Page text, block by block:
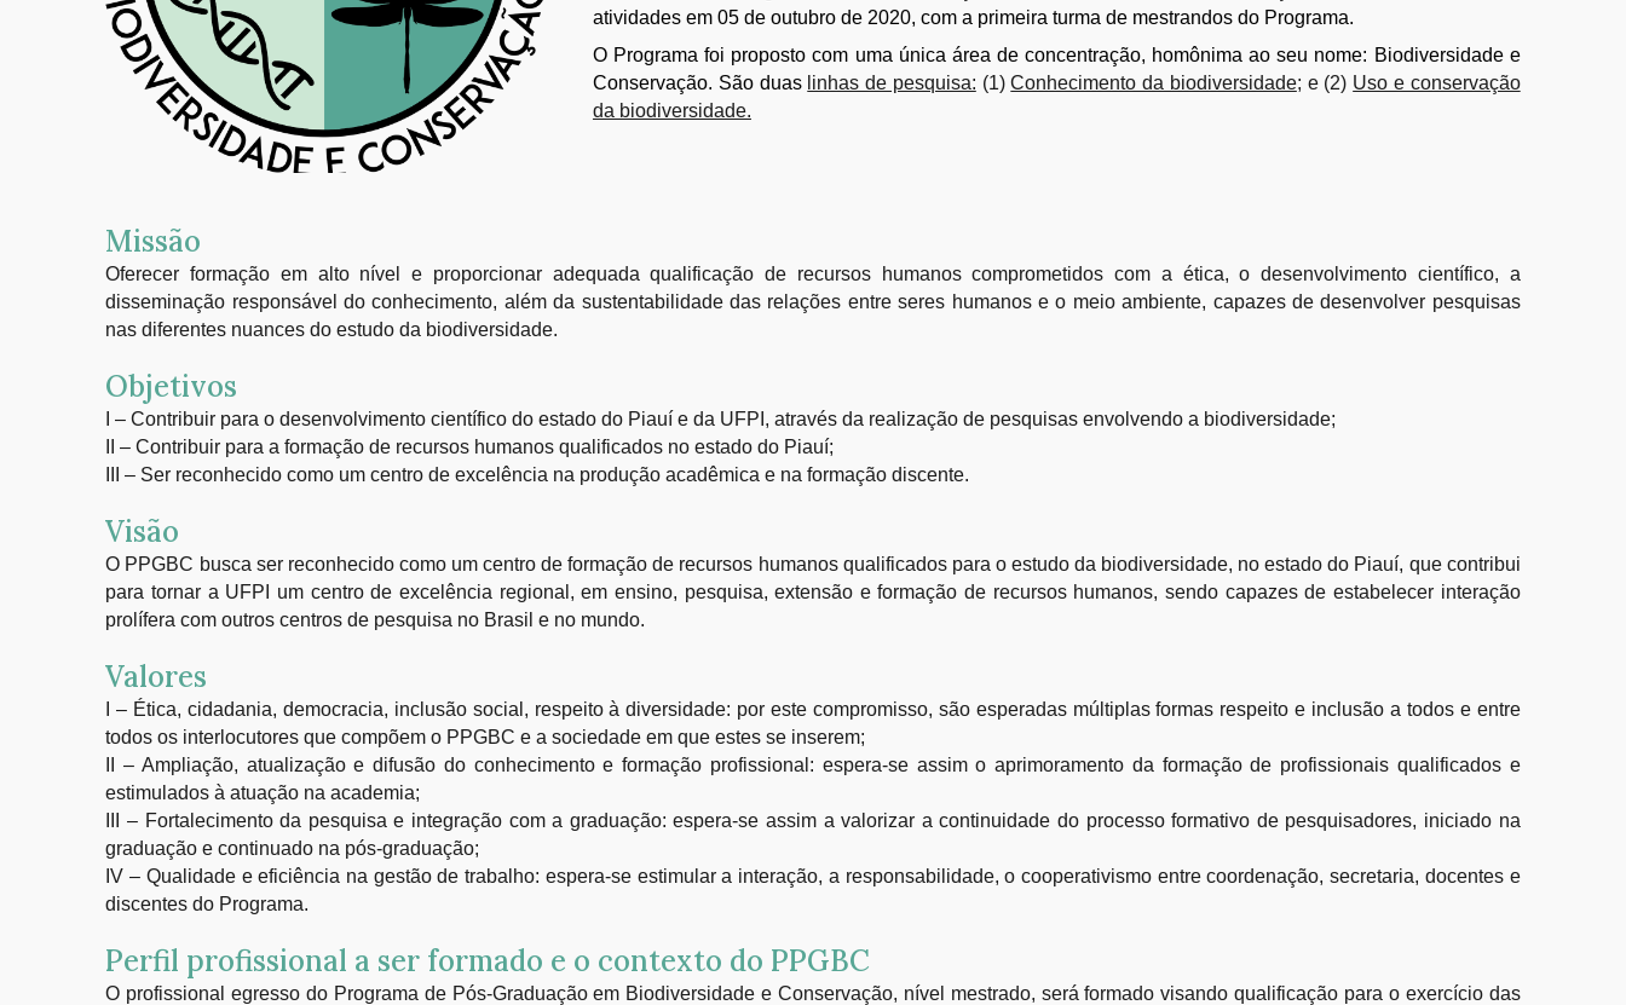
atividades em 05 de outubro de 2020, com a primeira turma de mestrandos do Programa.
O Programa foi proposto com uma única área de concentração, homônima ao seu nome: Biodiversidade e
Conservação. São duas linhas de pesquisa: (1)Conhecimento da biodiversidade; e (2) Uso e conservação
da biodiversidade.
Missão
Oferecer formação em alto nível e proporcionar adequada qualificação de recursos humanos comprometidos com a ética, o desenvolvimento científico, a
disseminação responsável do conhecimento, além da sustentabilidade das relações entre seres humanos e o meio ambiente, capazes de desenvolver pesquisas
nas diferentes nuances do estudo da biodiversidade.
Objetivos
I – Contribuir para o desenvolvimento científico do estado do Piauí e da UFPI, através da realização de pesquisas envolvendo a biodiversidade;
II – Contribuir para a formação de recursos humanos qualificados no estado do Piauí;
III – Ser reconhecido como um centro de excelência na produção acadêmica e na formação discente.
Visão
O PPGBC busca ser reconhecido como um centro de formação de recursos humanos qualificados para o estudo da biodiversidade, no estado do Piauí, que contribui
para tornar a UFPI um centro de excelência regional, em ensino, pesquisa, extensão e formação de recursos humanos, sendo capazes de estabelecer interação
prolífera com outros centros de pesquisa no Brasil e no mundo.
Valores
I – Ética, cidadania, democracia, inclusão social, respeito à diversidade: por este compromisso, são esperadas múltiplas formas respeito e inclusão a todos e entre
todos os interlocutores que compõem o PPGBC e a sociedade em que estes se inserem;
II – Ampliação, atualização e difusão do conhecimento e formação profissional: espera-se assim o aprimoramento da formação de profissionais qualificados e
estimulados à atuação na academia;
III – Fortalecimento da pesquisa e integração com a graduação: espera-se assim a valorizar a continuidade do processo formativo de pesquisadores, iniciado na
graduação e continuado na pós-graduação;
IV – Qualidade e eficiência na gestão de trabalho: espera-se estimular a interação, a responsabilidade, o cooperativismo entre coordenação, secretaria, docentes e
discentes do Programa.
Perfil profissional a ser formado e o contexto do PPGBC
O profissional egresso do Programa de Pós-Graduação em Biodiversidade e Conservação, nível mestrado, será formado visando qualificação para o exercício das